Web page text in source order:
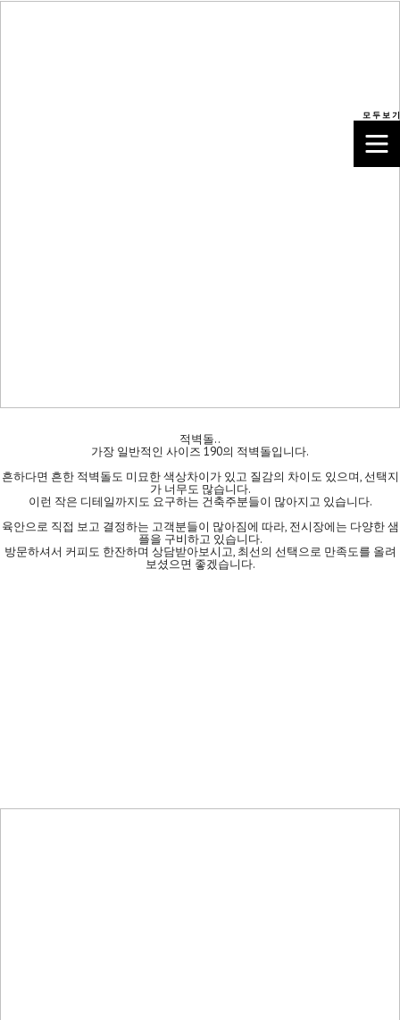
적벽돌..
가장 일반적인 사이즈 190의 적벽돌입니다.
흔하다면 흔한 적벽돌도 미묘한 색상차이가 있고 질감의 차이도 있으며, 선택지
가 너무도 많습니다.
이런 작은 디테일까지도 요구하는 건축주분들이 많아지고 있습니다.
육안으로 직접 보고 결정하는 고객분들이 많아짐에 따라, 전시장에는 다양한 샘
플을 구비하고 있습니다.
방문하셔서 커피도 한잔하며 상담받아보시고, 최선의 선택으로 만족도를 올려
보셨으면 좋겠습니다.
모 두 보 기